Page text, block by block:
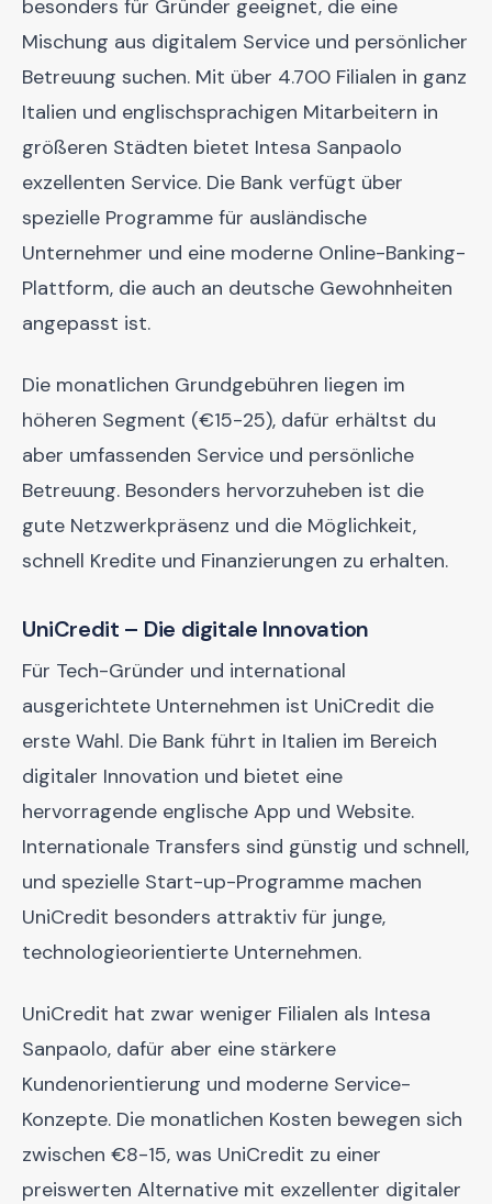
besonders für Gründer geeignet, die eine
Mischung aus digitalem Service und persönlicher
Betreuung suchen. Mit über 4.700 Filialen in ganz
Italien und englischsprachigen Mitarbeitern in
größeren Städten bietet Intesa Sanpaolo
exzellenten Service. Die Bank verfügt über
spezielle Programme für ausländische
Unternehmer und eine moderne Online-Banking-
Plattform, die auch an deutsche Gewohnheiten
angepasst ist.
Die monatlichen Grundgebühren liegen im
höheren Segment (€15-25), dafür erhältst du
aber umfassenden Service und persönliche
Betreuung. Besonders hervorzuheben ist die
gute Netzwerkpräsenz und die Möglichkeit,
schnell Kredite und Finanzierungen zu erhalten.
UniCredit – Die digitale Innovation
Für Tech-Gründer und international
ausgerichtete Unternehmen ist UniCredit die
erste Wahl. Die Bank führt in Italien im Bereich
digitaler Innovation und bietet eine
hervorragende englische App und Website.
Internationale Transfers sind günstig und schnell,
und spezielle Start-up-Programme machen
UniCredit besonders attraktiv für junge,
technologieorientierte Unternehmen.
UniCredit hat zwar weniger Filialen als Intesa
Sanpaolo, dafür aber eine stärkere
Kundenorientierung und moderne Service-
Konzepte. Die monatlichen Kosten bewegen sich
zwischen €8-15, was UniCredit zu einer
preiswerten Alternative mit exzellenter digitaler